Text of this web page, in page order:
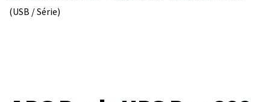
(USB / Série)